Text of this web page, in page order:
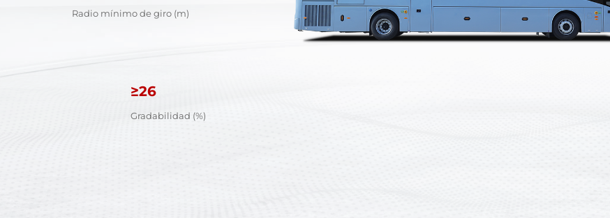
Radio mínimo de giro (m)
≥26
Gradabilidad (%)